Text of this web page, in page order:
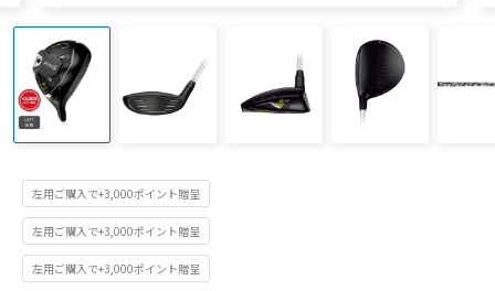
左用ご購入で+3,000ポイント贈呈
左用ご購入で+3,000ポイント贈呈
左用ご購入で+3,000ポイント贈呈